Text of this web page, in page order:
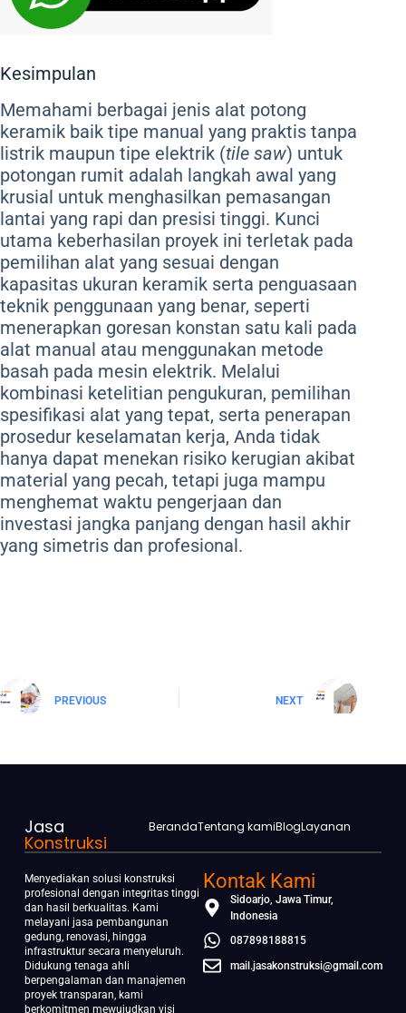
Kesimpulan
Memahami berbagai jenis alat potong
keramik baik tipe manual yang praktis tanpa
listrik maupun tipe elektrik (tile saw) untuk
potongan rumit adalah langkah awal yang
krusial untuk menghasilkan pemasangan
lantai yang rapi dan presisi tinggi. Kunci
utama keberhasilan proyek ini terletak pada
pemilihan alat yang sesuai dengan
kapasitas ukuran keramik serta penguasaan
teknik penggunaan yang benar, seperti
menerapkan goresan konstan satu kali pada
alat manual atau menggunakan metode
basah pada mesin elektrik. Melalui
kombinasi ketelitian pengukuran, pemilihan
spesifikasi alat yang tepat, serta penerapan
prosedur keselamatan kerja, Anda tidak
hanya dapat menekan risiko kerugian akibat
material yang pecah, tetapi juga mampu
menghemat waktu pengerjaan dan
investasi jangka panjang dengan hasil akhir
yang simetris dan profesional.
PREVIOUS NEXT
Jasa
Konstruksi
BerandaTentang kamiBlogLayanan
Menyediakan solusi konstruksi
profesional dengan integritas tinggi
dan hasil berkualitas. Kami
melayani jasa pembangunan
gedung, renovasi, hingga
infrastruktur secara menyeluruh.
Didukung tenaga ahli
berpengalaman dan manajemen
proyek transparan, kami
berkomitmen mewujudkan visi
Kontak Kami
Sidoarjo, Jawa Timur,
Indonesia
087898188815
mail.jasakonstruksi@gmail.com